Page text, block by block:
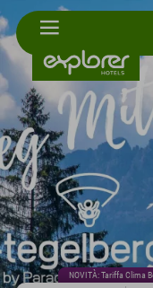
NOVITÀ: Tariffa Clima